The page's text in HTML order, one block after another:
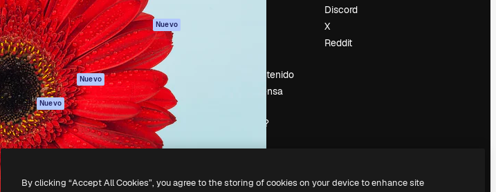
vídeos
Texto a voz
Contenido de
stock
MCP para
Claude/ChatGPT
Nuevo
Agentes Nuevo
API
App móvil
Todas las
privacidad
Originales Nuevo
Política de cookies
Centro de
confianza
Afiliados
Empresas
Vender contenido
Sala de prensa
magnific.ai?
Discord
X
Reddit
By clicking “Accept All Cookies”, you agree to the storing of cookies on your device to enhance site